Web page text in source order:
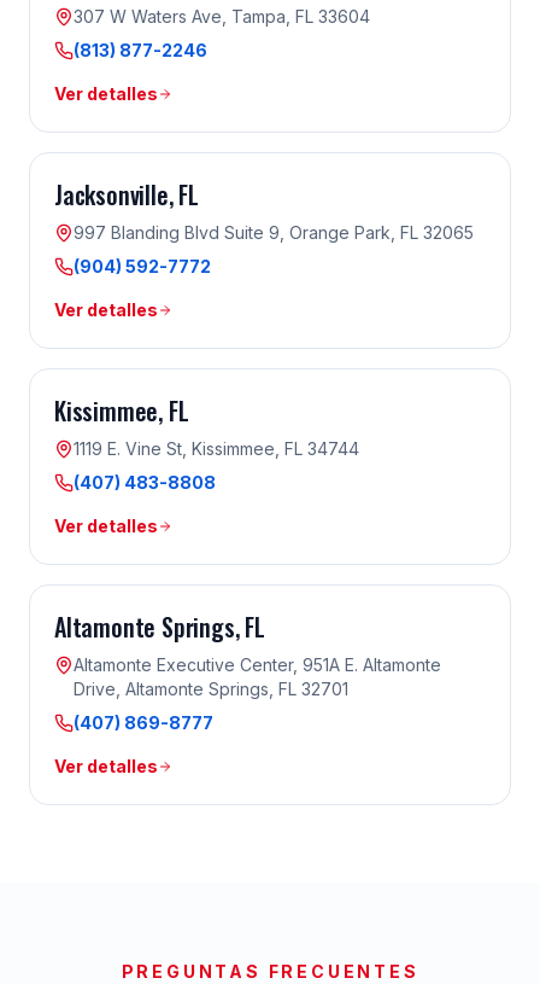
307 W Waters Ave, Tampa, FL 33604
(813) 877-2246
Ver detalles
Jacksonville, FL
997 Blanding Blvd Suite 9, Orange Park, FL 32065
(904) 592-7772
Ver detalles
Kissimmee, FL
1119 E. Vine St, Kissimmee, FL 34744
(407) 483-8808
Ver detalles
Altamonte Springs, FL
Altamonte Executive Center, 951A E. Altamonte
Drive, Altamonte Springs, FL 32701
(407) 869-8777
Ver detalles
PREGUNTAS FRECUENTES